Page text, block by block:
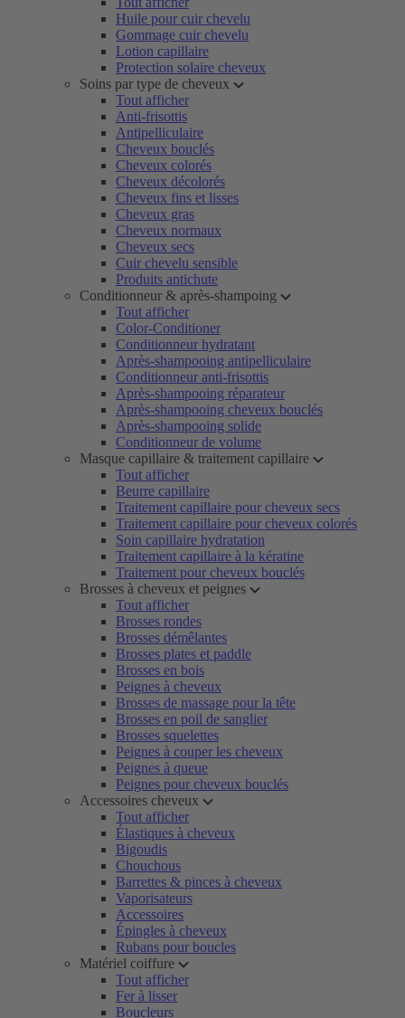
Huile pour cuir chevelu
Gommage cuir chevelu
Lotion capillaire
Protection solaire cheveux
Soins par type de cheveux
Tout afficher
Anti-frisottis
Antipelliculaire
Cheveux bouclés
Cheveux colorés
Cheveux décolorés
Cheveux fins et lisses
Cheveux gras
Cheveux normaux
Cheveux secs
Cuir chevelu sensible
Produits antichute
Conditionneur & après-shampoing
Tout afficher
Color-Conditioner
Conditionneur hydratant
Après-shampooing antipelliculaire
Conditionneur anti-frisottis
Après-shampooing réparateur
Après-shampooing cheveux bouclés
Après-shampooing solide
Conditionneur de volume
Masque capillaire & traitement capillaire
Tout afficher
Beurre capillaire
Traitement capillaire pour cheveux secs
Traitement capillaire pour cheveux colorés
Soin capillaire hydratation
Traitement capillaire à la kératine
Traitement pour cheveux bouclés
Brosses à cheveux et peignes
Tout afficher
Brosses rondes
Brosses démêlantes
Brosses plates et paddle
Brosses en bois
Peignes à cheveux
Brosses de massage pour la tête
Brosses en poil de sanglier
Brosses squelettes
Peignes à couper les cheveux
Peignes à queue
Peignes pour cheveux bouclés
Accessoires cheveux
Tout afficher
Élastiques à cheveux
Bigoudis
Chouchous
Barrettes & pinces à cheveux
Vaporisateurs
Accessoires
Épingles à cheveux
Rubans pour boucles
Matériel coiffure
Tout afficher
Fer à lisser
Boucleurs